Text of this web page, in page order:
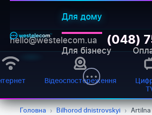
Для дому
Для бізнесу
hello@westelecom.ua (048)
Відеоспостереження
Головна › Bilhorod dnistrovskyi › Artilna